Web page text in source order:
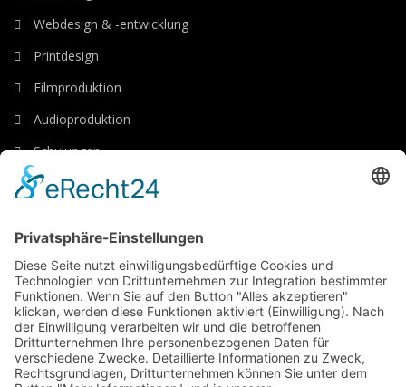
Webdesign & -entwicklung
Printdesign
Filmproduktion
Audioproduktion
Schulungen
Luftaufnahmen
Links
Impressum
Datenschutzerklärung
Kontakt